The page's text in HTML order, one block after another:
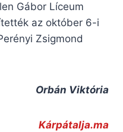
Gábor Líceum
az október 6-i
Zsigmond
Orbán Viktória
Kárpátalja.ma